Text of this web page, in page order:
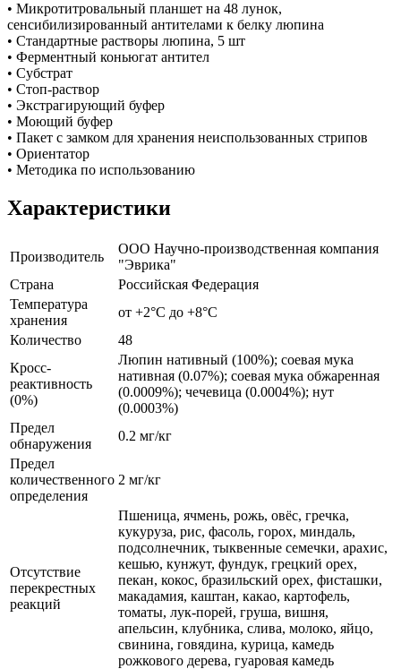
• Микротитровальный планшет на 48 лунок,
сенсибилизированный антителами к белку люпина
• Стандартные растворы люпина, 5 шт
• Ферментный коньюгат антител
• Субстрат
• Стоп-раствор
• Экстрагирующий буфер
• Моющий буфер
• Пакет с замком для хранения неиспользованных стрипов
• Ориентатор
• Методика по использованию
Характеристики
Производитель
ООО Научно-производственная компания
"Эврика"
Страна
Российская Федерация
Температура
хранения
от +2°С до +8°С
Количество
48
Кросс-
реактивность
(0%)
Люпин нативный (100%); соевая мука
нативная (0.07%); соевая мука обжаренная
(0.0009%); чечевица (0.0004%); нут
(0.0003%)
Предел
обнаружения
0.2 мг/кг
Предел
количественного
определения
2 мг/кг
Отсутствие
перекрестных
реакций
Пшеница, ячмень, рожь, овёс, гречка,
кукуруза, рис, фасоль, горох, миндаль,
подсолнечник, тыквенные семечки, арахис,
кешью, кунжут, фундук, грецкий орех,
пекан, кокос, бразильский орех, фисташки,
макадамия, каштан, какао, картофель,
томаты, лук-порей, груша, вишня,
апельсин, клубника, слива, молоко, яйцо,
свинина, говядина, курица, камедь
рожкового дерева, гуаровая камедь